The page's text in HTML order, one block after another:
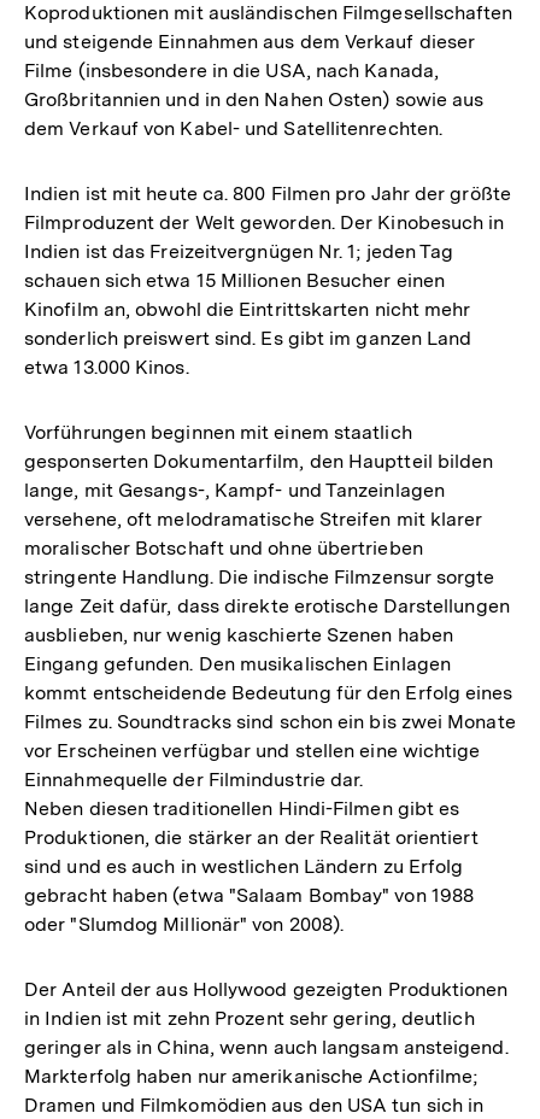
Koproduktionen mit ausländischen Filmgesellschaften
und steigende Einnahmen aus dem Verkauf dieser
Filme (insbesondere in die USA, nach Kanada,
Großbritannien und in den Nahen Osten) sowie aus
dem Verkauf von Kabel- und Satellitenrechten.
Indien ist mit heute ca. 800 Filmen pro Jahr der größte
Filmproduzent der Welt geworden. Der Kinobesuch in
Indien ist das Freizeitvergnügen Nr. 1; jeden Tag
schauen sich etwa 15 Millionen Besucher einen
Kinofilm an, obwohl die Eintrittskarten nicht mehr
sonderlich preiswert sind. Es gibt im ganzen Land
etwa 13.000 Kinos.
Vorführungen beginnen mit einem staatlich
gesponserten Dokumentarfilm, den Hauptteil bilden
lange, mit Gesangs-, Kampf- und Tanzeinlagen
versehene, oft melodramatische Streifen mit klarer
moralischer Botschaft und ohne übertrieben
stringente Handlung. Die indische Filmzensur sorgte
lange Zeit dafür, dass direkte erotische Darstellungen
ausblieben, nur wenig kaschierte Szenen haben
Eingang gefunden. Den musikalischen Einlagen
kommt entscheidende Bedeutung für den Erfolg eines
Filmes zu. Soundtracks sind schon ein bis zwei Monate
vor Erscheinen verfügbar und stellen eine wichtige
Einnahmequelle der Filmindustrie dar.
Neben diesen traditionellen Hindi-Filmen gibt es
Produktionen, die stärker an der Realität orientiert
sind und es auch in westlichen Ländern zu Erfolg
gebracht haben (etwa "Salaam Bombay" von 1988
oder "Slumdog Millionär" von 2008).
Der Anteil der aus Hollywood gezeigten Produktionen
in Indien ist mit zehn Prozent sehr gering, deutlich
geringer als in China, wenn auch langsam ansteigend.
Markterfolg haben nur amerikanische Actionfilme;
Dramen und Filmkomödien aus den USA tun sich in